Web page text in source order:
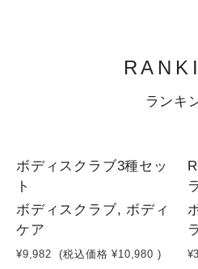
ランキ
ボディスクラブ3種セッ
ト
ボディスクラブ, ボディ
ケア
¥9,982 (税込価格 ¥10,980 )